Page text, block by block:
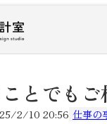
とでもご
2/10 20:56 仕事の